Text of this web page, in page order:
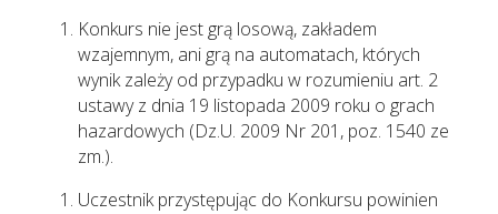
Konkurs nie jest grą losową, zakładem
wzajemnym, ani grą na automatach, których
wynik zależy od przypadku w rozumieniu art. 2
ustawy z dnia 19 listopada 2009 roku o grach
hazardowych (Dz.U. 2009 Nr 201, poz. 1540 ze
zm.).
Uczestnik przystępując do Konkursu powinien